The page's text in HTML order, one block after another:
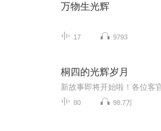
万物生光辉
17 9793
桐四的光辉岁月
80 98.7万